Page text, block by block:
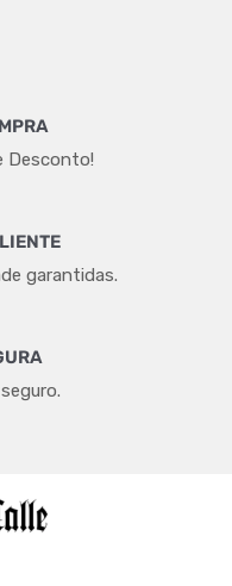
Desconto!
garantidas.